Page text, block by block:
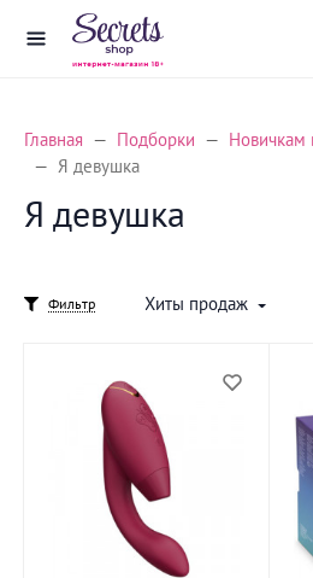
Главная Подборки
Новичкам
Я девушка
Я девушка
Фильтр Хиты продаж